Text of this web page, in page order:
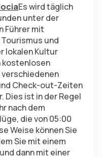
Es wird täglich
unter der
Führer mit
und
lokalen Kultur
kostenlosen
Check-out-Zeiten
Dies ist in der Regel
nach dem
die von 05:00
Weise können Sie
Sie mit einem
dann mit einer